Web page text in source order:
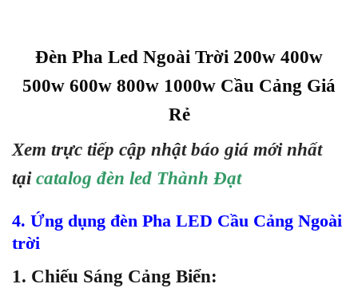
Đèn Pha Led Ngoài Trời 200w 400w
500w 600w 800w 1000w Cầu Cảng Giá
Rẻ
Xem trực tiếp cập nhật báo giá mới nhất
tại catalog đèn led Thành Đạt
4. Ứng dụng đèn Pha LED Cầu Cảng Ngoài
trời
1. Chiếu Sáng Cảng Biển: